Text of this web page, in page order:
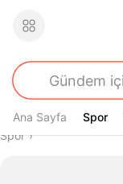
Ana Sayfa Spor
Spor
Buradasın
Spor›